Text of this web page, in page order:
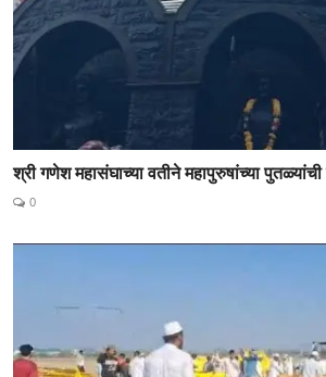
श्री गणेश महासंघाच्या वतीने महापुरुषांच्या
0